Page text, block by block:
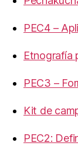
PEC4 –
Etnografía
PEC3 –
Kit de
PEC2: